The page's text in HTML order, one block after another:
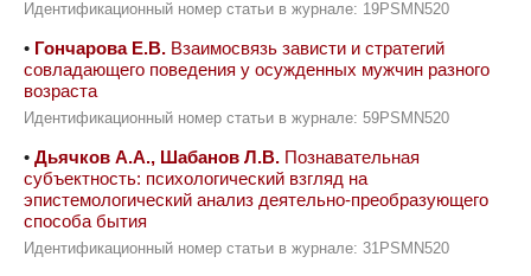
Идентификационный номер статьи в журнале: 19PSMN520
• Гончарова Е.В. Взаимосвязь зависти и стратегий
совладающего поведения у осужденных мужчин разного
возраста
Идентификационный номер статьи в журнале: 59PSMN520
• Дьячков А.А., Шабанов Л.В. Познавательная
субъектность: психологический взгляд на
эпистемологический анализ деятельно-преобразующего
способа бытия
Идентификационный номер статьи в журнале: 31PSMN520